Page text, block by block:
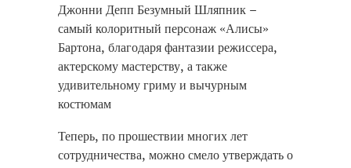
Джонни Депп Безумный Шляпник –
самый колоритный персонаж «Алисы»
Бартона, благодаря фантазии режиссера,
актерскому мастерству, а также
удивительному гриму и вычурным
костюмам
replique montre
replique iwc
Теперь, по прошествии многих лет
сотрудничества, можно смело утверждать о